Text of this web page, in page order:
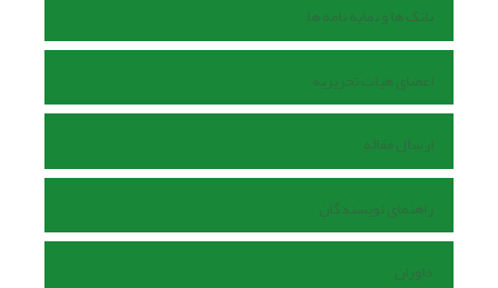
بانک ها و نمایه نامه ها
اعضای هیات تحریریه
ارسال مقاله
راهنمای نویسندگان
داوران